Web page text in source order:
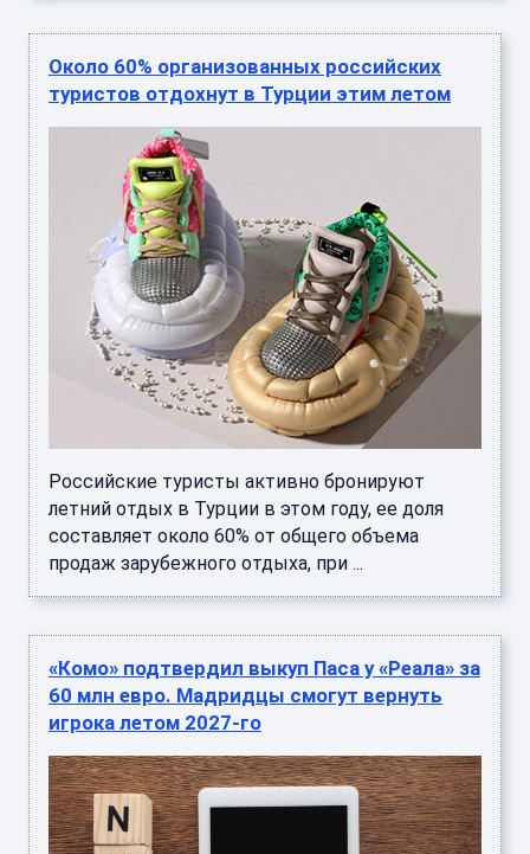
Около 60% организованных российских
туристов отдохнут в Турции этим летом
Российские туристы активно бронируют
летний отдых в Турции в этом году, ее доля
составляет около 60% от общего объема
продаж зарубежного отдыха, при ...
«Комо» подтвердил выкуп Паса у «Реала» за
60 млн евро. Мадридцы смогут вернуть
игрока летом 2027-го